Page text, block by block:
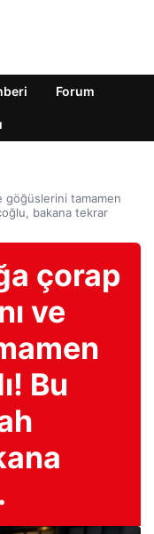
Forum
göğüslerini tamamen
bakana tekrar
çorap
ve
Bu